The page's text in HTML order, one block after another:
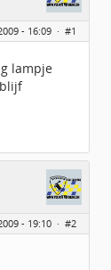
- 16:09 · #1
lampje
- 19:10 · #2